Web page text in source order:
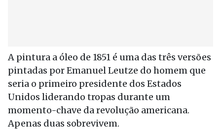
A pintura a óleo de 1851 é uma das três versões
pintadas por Emanuel Leutze do homem que
seria o primeiro presidente dos Estados
Unidos liderando tropas durante um
momento-chave da revolução americana.
Apenas duas sobrevivem.